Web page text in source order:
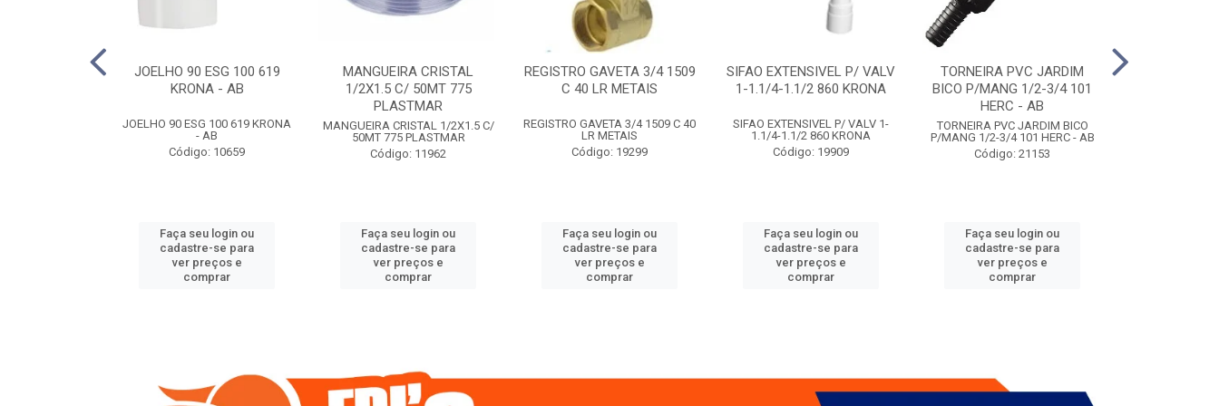
JOELHO 90 ESG 100 619
KRONA - AB
JOELHO 90 ESG 100 619 KRONA
- AB
Código: 10659
Faça seu login ou
cadastre-se para
ver preços e
comprar
MANGUEIRA CRISTAL
1/2X1.5 C/ 50MT 775
PLASTMAR
MANGUEIRA CRISTAL 1/2X1.5 C/
50MT 775 PLASTMAR
Código: 11962
Faça seu login ou
cadastre-se para
ver preços e
comprar
REGISTRO GAVETA 3/4 1509
C 40 LR METAIS
REGISTRO GAVETA 3/4 1509 C 40
LR METAIS
Código: 19299
Faça seu login ou
cadastre-se para
ver preços e
comprar
SIFAO EXTENSIVEL P/ VALV
1-1.1/4-1.1/2 860 KRONA
SIFAO EXTENSIVEL P/ VALV 1-
1.1/4-1.1/2 860 KRONA
Código: 19909
Faça seu login ou
cadastre-se para
ver preços e
comprar
TORNEIRA PVC JARDIM
BICO P/MANG 1/2-3/4 101
HERC - AB
TORNEIRA PVC JARDIM BICO
P/MANG 1/2-3/4 101 HERC - AB
Código: 21153
Faça seu login ou
cadastre-se para
ver preços e
comprar